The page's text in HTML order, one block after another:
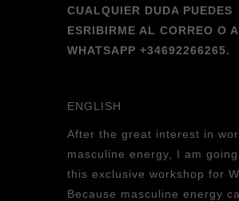
CUALQUIER DUDA PUEDES
ESRIBIRME AL CORREO O
WHATSAPP +34692266265.
ENGLISH
After the great interest in
masculine energy, I am
this exclusive workshop for
Because masculine energy